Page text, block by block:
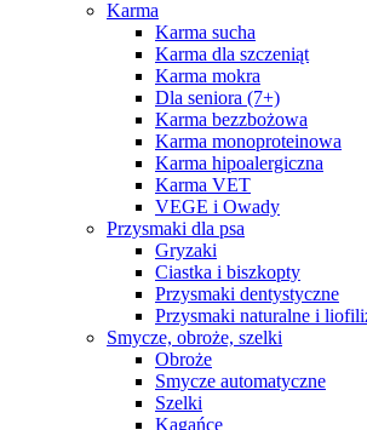
Karma
Karma sucha
Karma dla szczeniąt
Karma mokra
Dla seniora (7+)
Karma bezzbożowa
Karma monoproteinowa
Karma hipoalergiczna
Karma VET
VEGE i Owady
Przysmaki dla psa
Gryzaki
Ciastka i biszkopty
Przysmaki dentystyczne
Przysmaki naturalne i
Smycze, obroże, szelki
Obroże
Smycze automatyczne
Szelki
Kagańce